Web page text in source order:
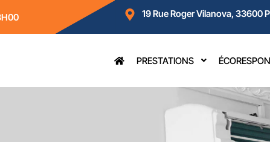
19 Rue Roger Vilanova, 33600
PRESTATIONS